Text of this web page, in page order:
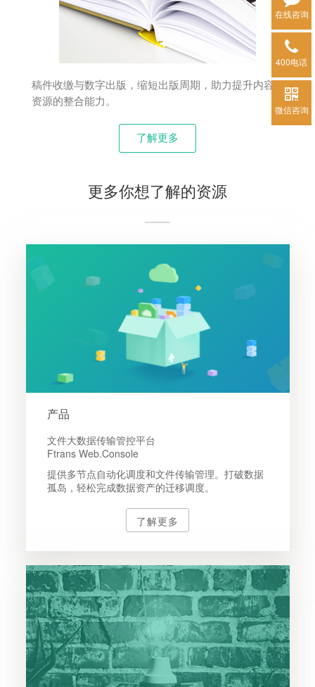
稿件收缴与数字出版，缩短出版周期，助力提升内容
资源的整合能力。
了解更多
更多你想了解的资源
产品
文件大数据传输管控平台
Ftrans Web.Console
提供多节点自动化调度和文件传输管理。打破数据
孤岛，轻松完成数据资产的迁移调度。
了解更多
在线咨询
400电话
微信咨询